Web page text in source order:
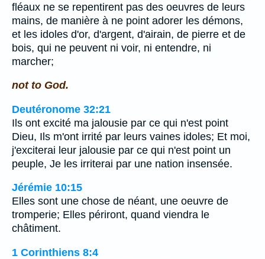
fléaux ne se repentirent pas des oeuvres de leurs
mains, de manière à ne point adorer les démons,
et les idoles d'or, d'argent, d'airain, de pierre et de
bois, qui ne peuvent ni voir, ni entendre, ni
marcher;
not to God.
Deutéronome 32:21
Ils ont excité ma jalousie par ce qui n'est point
Dieu, Ils m'ont irrité par leurs vaines idoles; Et moi,
j'exciterai leur jalousie par ce qui n'est point un
peuple, Je les irriterai par une nation insensée.
Jérémie 10:15
Elles sont une chose de néant, une oeuvre de
tromperie; Elles périront, quand viendra le
châtiment.
1 Corinthiens 8:4